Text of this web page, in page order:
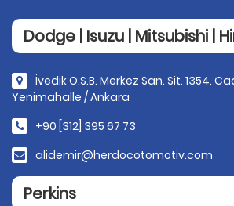
Dodge | Isuzu | Mitsubishi |
İvedik O.S.B. Merkez San. Sit. 1354.
Yenimahalle / Ankara
+90 [312] 395 67 73
alidemir@herdocotomotiv.com
Perkins